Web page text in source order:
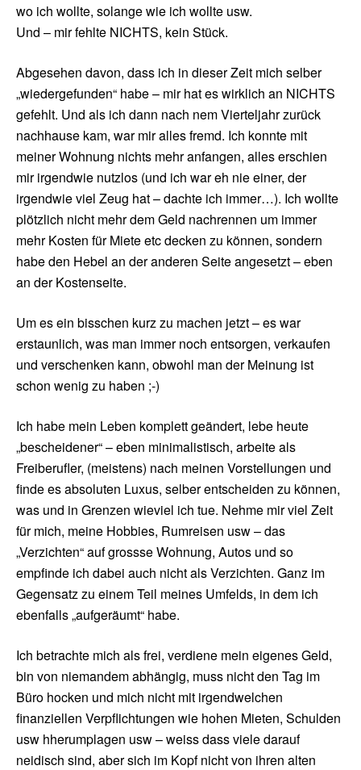
wo ich wollte, solange wie ich wollte usw.
Und – mir fehlte NICHTS, kein Stück.
Abgesehen davon, dass ich in dieser Zeit mich selber
„wiedergefunden“ habe – mir hat es wirklich an NICHTS
gefehlt. Und als ich dann nach nem Vierteljahr zurück
nachhause kam, war mir alles fremd. Ich konnte mit
meiner Wohnung nichts mehr anfangen, alles erschien
mir irgendwie nutzlos (und ich war eh nie einer, der
irgendwie viel Zeug hat – dachte ich immer…). Ich wollte
plötzlich nicht mehr dem Geld nachrennen um immer
mehr Kosten für Miete etc decken zu können, sondern
habe den Hebel an der anderen Seite angesetzt – eben
an der Kostenseite.
Um es ein bisschen kurz zu machen jetzt – es war
erstaunlich, was man immer noch entsorgen, verkaufen
und verschenken kann, obwohl man der Meinung ist
schon wenig zu haben ;-)
Ich habe mein Leben komplett geändert, lebe heute
„bescheidener“ – eben minimalistisch, arbeite als
Freiberufler, (meistens) nach meinen Vorstellungen und
finde es absoluten Luxus, selber entscheiden zu können,
was und in Grenzen wieviel ich tue. Nehme mir viel Zeit
für mich, meine Hobbies, Rumreisen usw – das
„Verzichten“ auf grossse Wohnung, Autos und so
empfinde ich dabei auch nicht als Verzichten. Ganz im
Gegensatz zu einem Teil meines Umfelds, in dem ich
ebenfalls „aufgeräumt“ habe.
Ich betrachte mich als frei, verdiene mein eigenes Geld,
bin von niemandem abhängig, muss nicht den Tag im
Büro hocken und mich nicht mit irgendwelchen
finanziellen Verpflichtungen wie hohen Mieten, Schulden
usw hherumplagen usw – weiss dass viele darauf
neidisch sind, aber sich im Kopf nicht von ihren alten